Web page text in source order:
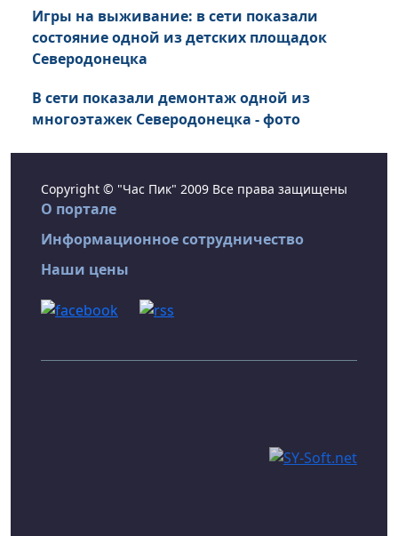
Игры на выживание: в сети показали
состояние одной из детских площадок
Северодонецка
В сети показали демонтаж одной из
многоэтажек Северодонецка - фото
Copyright © "Час Пик" 2009 Все права защищены
О портале
Информационное сотрудничество
Наши цены